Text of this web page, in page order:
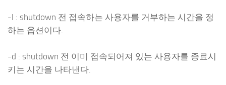
-l : shutdown 전 접속하는 사용자를 거부하는 시간을 정
하는 옵션이다.
-d : shutdown 전 이미 접속되어져 있는 사용자를 종료시
키는 시간을 나타낸다.